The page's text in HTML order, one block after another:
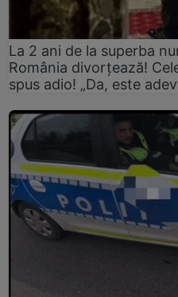
La 2 ani de la superba
România divorțează!
spus adio! „Da, este